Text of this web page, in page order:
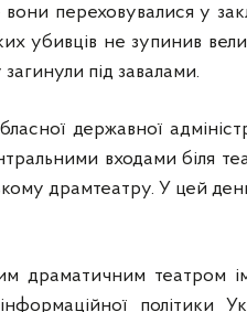
переховувалися у
убивців не зупинив
під завалами.
державної
входами біля
драмтеатру. У цей
драматичним театром
політики